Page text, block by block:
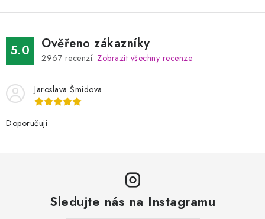
5.0 Ověřeno zákazníky
2967 recenzí. Zobrazit všechny recenze
Jaroslava Šmidova
Doporučuji
Sledujte nás na Instagramu